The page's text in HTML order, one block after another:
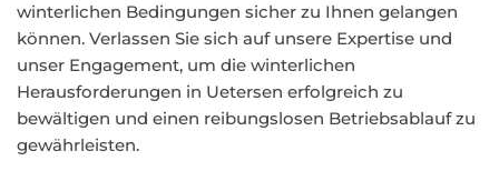
winterlichen Bedingungen sicher zu Ihnen gelangen
können. Verlassen Sie sich auf unsere Expertise und
unser Engagement, um die winterlichen
Herausforderungen in Uetersen erfolgreich zu
bewältigen und einen reibungslosen Betriebsablauf zu
gewährleisten.